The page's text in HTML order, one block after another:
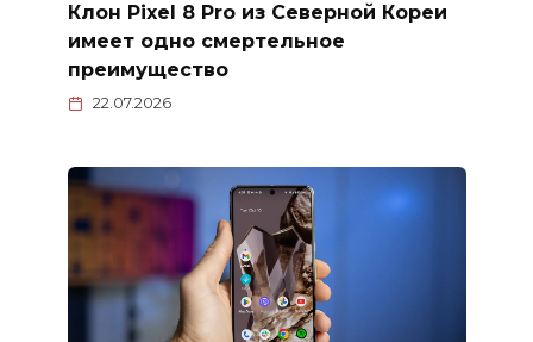
Клон Pixel 8 Pro из Северной Кореи
имеет одно смертельное
преимущество
22.07.2026